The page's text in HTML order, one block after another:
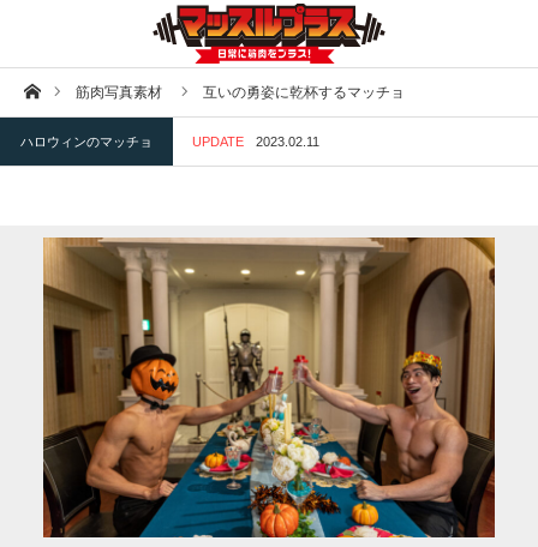
ホーム筋肉写真素材 互いの勇姿に乾杯するマッチョ
ハロウィンのマッチョ UPDATE 2023.02.11